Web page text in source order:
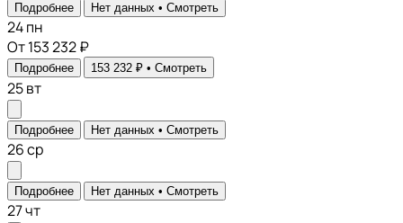
Подробнее Нет данных • Смотреть
24пн
От 153 232 ₽
Подробнее 153 232 ₽ • Смотреть
25вт
Подробнее Нет данных • Смотреть
26ср
Подробнее Нет данных • Смотреть
27чт